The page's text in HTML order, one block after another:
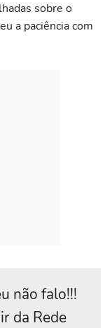
sobre o
a paciência com
não falo!!!
da Rede